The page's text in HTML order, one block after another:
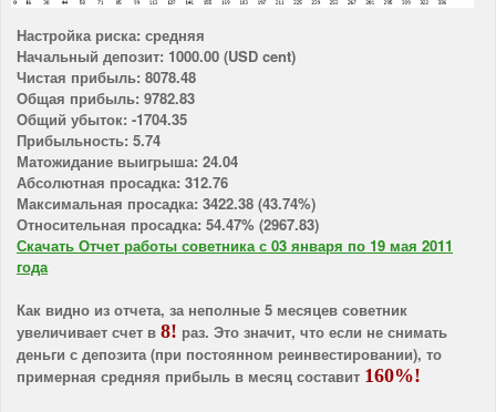
Настройка риска: средняя
Начальный депозит: 1000.00 (USD cent)
Чистая прибыль: 8078.48
Общая прибыль: 9782.83
Общий убыток: -1704.35
Прибыльность: 5.74
Матожидание выигрыша: 24.04
Абсолютная просадка: 312.76
Максимальная просадка: 3422.38 (43.74%)
Относительная просадка: 54.47% (2967.83)
Скачать Отчет работы советника с 03 января по 19 мая 2011
года
Как видно из отчета, за неполные 5 месяцев советник
увеличивает счет в 8! раз. Это значит, что если не снимать
деньги с депозита (при постоянном реинвестировании), то
примерная средняя прибыль в месяц составит 160%!